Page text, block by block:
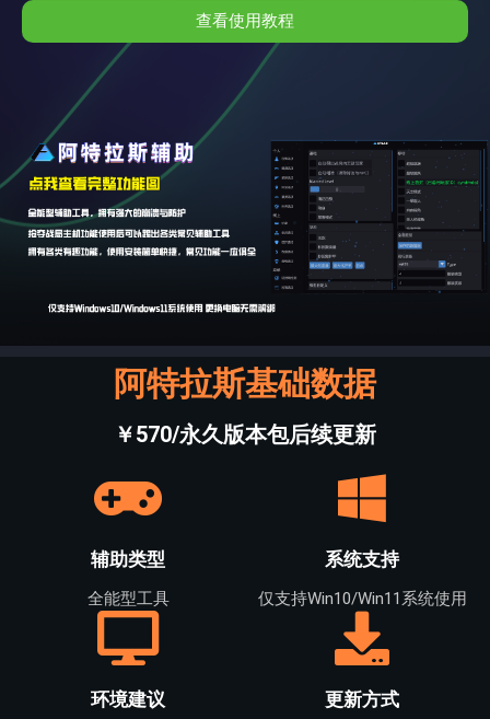
查看使用教程
阿特拉斯基础数据
￥570/永久版本包后续更新
辅助类型
全能型工具
系统支持
仅支持Win10/Win11系统使用
环境建议 更新方式